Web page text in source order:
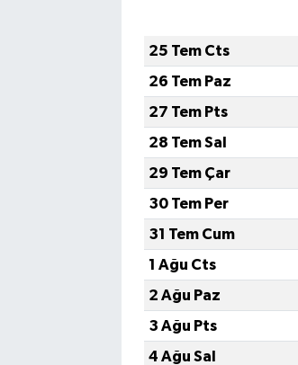
25 Tem Cts
26 Tem Paz
27 Tem Pts
28 Tem Sal
29 Tem Çar
30 Tem Per
31 Tem Cum
1 Ağu Cts
2 Ağu Paz
3 Ağu Pts
4 Ağu Sal
Kültür & Sanat